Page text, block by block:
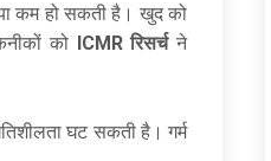
कम हो सकती है। खुद को
कोICMR रिसर्च ने
घट सकती है। गर्म